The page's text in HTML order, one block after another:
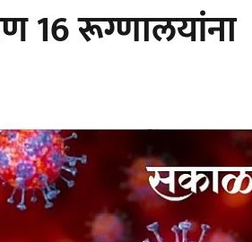
16 रूग्णालयांना